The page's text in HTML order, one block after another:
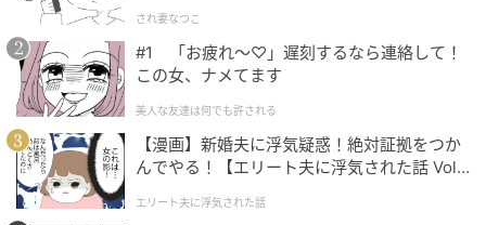
本サービスは3つのパックで構成されています。
1つ目は、Network Firewallを経由したURLフィルタリ
ングやTLS/SSL検査による通信の監視・検査機能です。
2つ目は、ロードバランサを活用したトラフィック分散
によって、バックエンドサーバの安定運用を支援する
機能です。
され妻なつこ
#1 「お疲れ〜♡」遅刻するなら連絡して！
この女、ナメてます
美人な友達は何でも許される
【漫画】新婚夫に浮気疑惑！絶対証拠をつか
んでやる！【エリート夫に浮気された話 Vol.
エリート夫に浮気された話